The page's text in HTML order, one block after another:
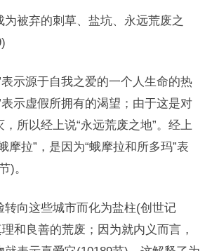
为被弃的刺草、盐坑、永远荒废之
表示源于自我之爱的一个人生命的热
表示虚假所拥有的渴望；由于这是对
所以经上说“永远荒废之地”。经上
摩拉”，是因为“蛾摩拉和所多玛”表
)。
转向这些城市而化为盐柱(创世记
和良善的荒废；因为就内义而言，